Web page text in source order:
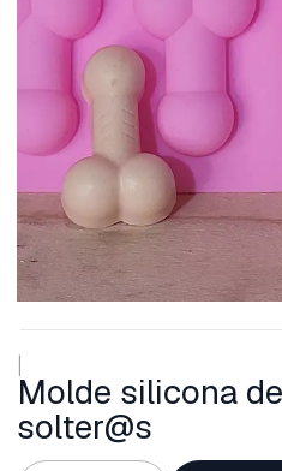
Molde silicona
solter@s